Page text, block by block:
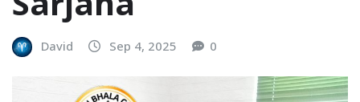
David Sep 4, 2025 0